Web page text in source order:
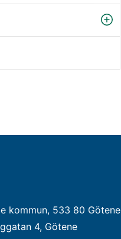
kommun, 533 80 Götene
4, Götene